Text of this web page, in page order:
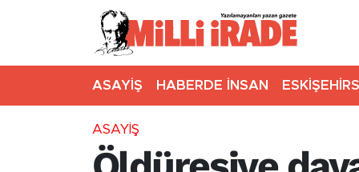
ASAYİŞ HABERDE İNSAN
ASAYİŞ